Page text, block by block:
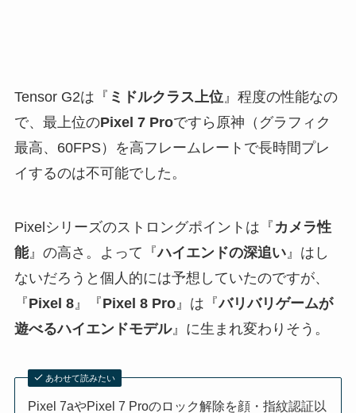
Tensor G2は『 ミドルクラス上位』程度の性能なの
で、最上位のPixel 7 Proですら原神（グラフィク
最高、60FPS）を高フレームレートで長時間プレ
イするのは不可能でした。
Pixelシリーズのストロングポイントは『 カメラ性
能』の高さ。よって『ハイエンドの深追い』はし
ないだろうと個人的には予想していたのですが、
『Pixel 8』『Pixel 8 Pro』は『バリバリゲームが
遊べるハイエンドモデル』に生まれ変わりそう。
あわせて読みたい
Pixel 7aやPixel 7 Proのロック解除を顔・指紋認証以